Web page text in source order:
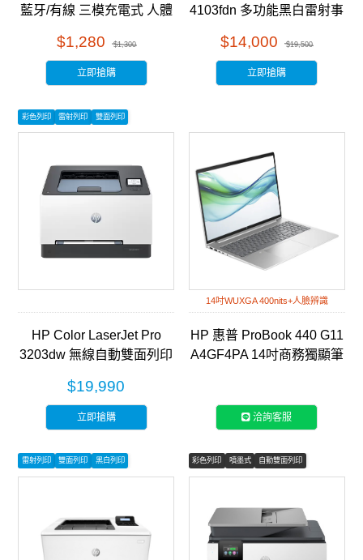
藍牙/有線 三模充電式 人體
$1,280 $1,300
立即搶購
4103fdn 多功能黑白雷射事
$14,000 $19,500
立即搶購
彩色列印 雷射列印 雙面列印
HP Color LaserJet Pro
3203dw 無線自動雙面列印
$19,990
立即搶購
14吋WUXGA 400nits+人臉辨識
HP 惠普 ProBook 440 G11
A4GF4PA 14吋商務獨顯筆
洽詢客服
雷射列印 雙面列印 黑白列印 彩色列印 噴墨式 自動雙面列印